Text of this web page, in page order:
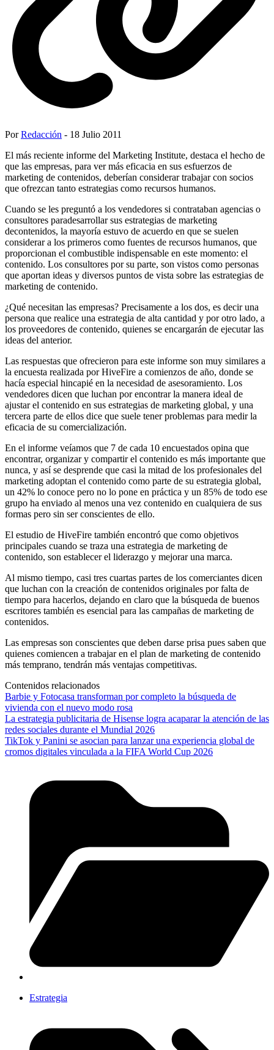
PorRedacción - 18 Julio 2011
El más reciente informe del Marketing Institute, destaca el hecho de
que las empresas, para ver más eficacia en sus esfuerzos de
marketing de contenidos, deberían considerar trabajar con socios
que ofrezcan tanto estrategias como recursos humanos.
Cuando se les preguntó a los vendedores si contrataban agencias o
consultores paradesarrollar sus estrategias de marketing
decontenidos, la mayoría estuvo de acuerdo en que se suelen
considerar a los primeros como fuentes de recursos humanos, que
proporcionan el combustible indispensable en este momento: el
contenido. Los consultores por su parte, son vistos como personas
que aportan ideas y diversos puntos de vista sobre las estrategias de
marketing de contenido.
¿Qué necesitan las empresas? Precisamente a los dos, es decir una
persona que realice una estrategia de alta cantidad y por otro lado, a
los proveedores de contenido, quienes se encargarán de ejecutar las
ideas del anterior.
Las respuestas que ofrecieron para este informe son muy similares a
la encuesta realizada por HiveFire a comienzos de año, donde se
hacía especial hincapié en la necesidad de asesoramiento. Los
vendedores dicen que luchan por encontrar la manera ideal de
ajustar el contenido en sus estrategias de marketing global, y una
tercera parte de ellos dice que suele tener problemas para medir la
eficacia de su comercialización.
En el informe veíamos que 7 de cada 10 encuestados opina que
encontrar, organizar y compartir el contenido es más importante que
nunca, y así se desprende que casi la mitad de los profesionales del
marketing adoptan el contenido como parte de su estrategia global,
un 42% lo conoce pero no lo pone en práctica y un 85% de todo ese
grupo ha enviado al menos una vez contenido en cualquiera de sus
formas pero sin ser conscientes de ello.
El estudio de HiveFire también encontró que como objetivos
principales cuando se traza una estrategia de marketing de
contenido, son establecer el liderazgo y mejorar una marca.
Al mismo tiempo, casi tres cuartas partes de los comerciantes dicen
que luchan con la creación de contenidos originales por falta de
tiempo para hacerlos, dejando en claro que la búsqueda de buenos
escritores también es esencial para las campañas de marketing de
contenidos.
Las empresas son conscientes que deben darse prisa pues saben que
quienes comiencen a trabajar en el plan de marketing de contenido
más temprano, tendrán más ventajas competitivas.
Contenidos relacionados
Barbie y Fotocasa transforman por completo la búsqueda de
vivienda con el nuevo modo rosa
La estrategia publicitaria de Hisense logra acaparar la atención de las
redes sociales durante el Mundial 2026
TikTok y Panini se asocian para lanzar una experiencia global de
cromos digitales vinculada a la FIFA World Cup 2026
Estrategia